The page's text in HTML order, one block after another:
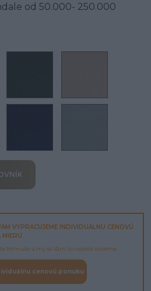
od 50.000- 250.000
VYPRACUJEME INDIVIDUÁLNU CENOVÚ
MIERU
formulár a my sa Vám čo najskôr ozveme.
cenovú ponuku